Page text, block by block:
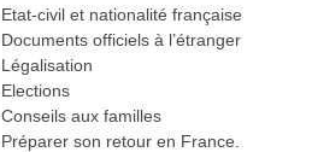
Etat-civil et nationalité française
Documents officiels à l’étranger
Légalisation
Elections
Conseils aux familles
Préparer son retour en France